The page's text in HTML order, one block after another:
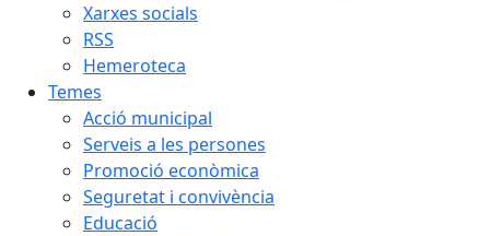
Xarxes socials
RSS
Hemeroteca
Temes
Acció municipal
Serveis a les persones
Promoció econòmica
Seguretat i convivència
Educació